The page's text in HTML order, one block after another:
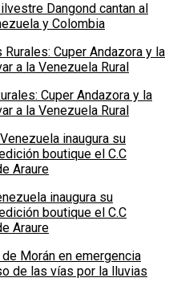
Dangond cantan al
y Colombia
Cuper Andazora y la
a la Venezuela Rural
inaugura su
boutique el C.C
Araure